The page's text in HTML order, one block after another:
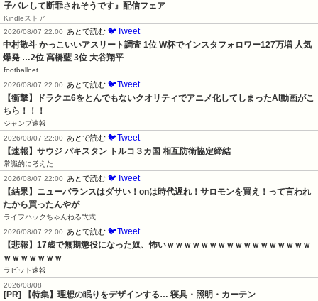
子バレして断罪されそうです』配信フェア
Kindleストア
2026/08/07 22:00
あとで読む 🐦Tweet
中村敬斗 かっこいいアスリート調査 1位 W杯でインスタフォロワー127万増 人気
爆発 …2位 高橋藍 3位 大谷翔平
footballnet
2026/08/07 22:00
あとで読む 🐦Tweet
【衝撃】ドラクエ6をとんでもないクオリティでアニメ化してしまったAI動画がこ
ちら！！！
ジャンプ速報
2026/08/07 22:00
あとで読む 🐦Tweet
【速報】サウジ パキスタン トルコ３カ国 相互防衛協定締結
常識的に考えた
2026/08/07 22:00
あとで読む 🐦Tweet
【結果】ニューバランスはダサい！onは時代遅れ！サロモンを買え！って言われ
たから買ったんやが
ライフハックちゃんねる弐式
2026/08/07 22:00
あとで読む 🐦Tweet
【悲報】17歳で無期懲役になった奴、怖いｗｗｗｗｗｗｗｗｗｗｗｗｗｗｗｗｗ
ｗｗｗｗｗｗｗ
ラビット速報
2026/08/08
[PR] 【特集】理想の眠りをデザインする… 寝具・照明・カーテン